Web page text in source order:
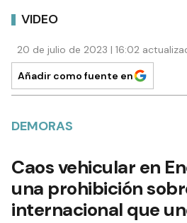
VIDEO
20 de julio de 2023 | 16:02
Añadir como fuente en
DEMORAS
Caos vehicular en
una prohibición
internacional que